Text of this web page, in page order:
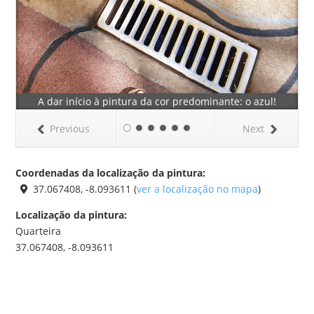
A dar início à pintura da cor predominante: o azul!
Next
Previous
Coordenadas da localização da pintura:
37.067408, -8.093611 (ver a localização no mapa)
Localização da pintura:
Quarteira
37.067408, -8.093611